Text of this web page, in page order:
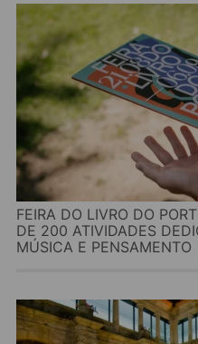
FEIRA DO LIVRO DO
DE 200 ATIVIDADES
MÚSICA E PENSAMENTO